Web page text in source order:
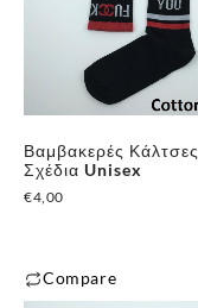
Βαμβακερές Κάλτσες
Σχέδια Unisex
€4,00
Compare